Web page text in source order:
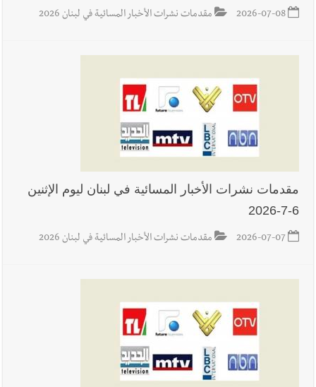
2026-07-08 مقدمات نشرات الأخبار المسائية في لبنان 2026
مقدمات نشرات الأخبار المسائية في لبنان ليوم الإثنين
6-7-2026
2026-07-07 مقدمات نشرات الأخبار المسائية في لبنان 2026